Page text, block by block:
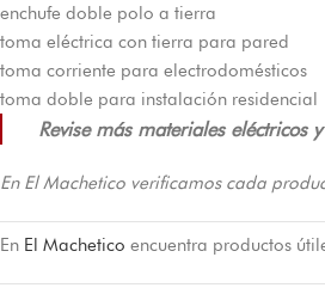
enchufe doble polo a tierra
toma eléctrica con tierra para pared
toma corriente para electrodomésticos
toma doble para instalación residencial
Revise más materiales eléctricos
En El Machetico verificamos cada
En El Machetico encuentra productos